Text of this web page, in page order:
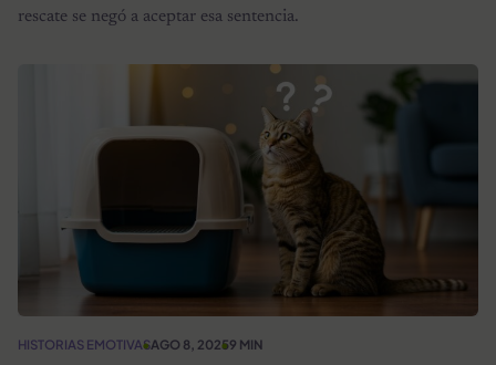
rescate se negó a aceptar esa sentencia.
HISTORIAS EMOTIVASAGO 8, 20259 MIN